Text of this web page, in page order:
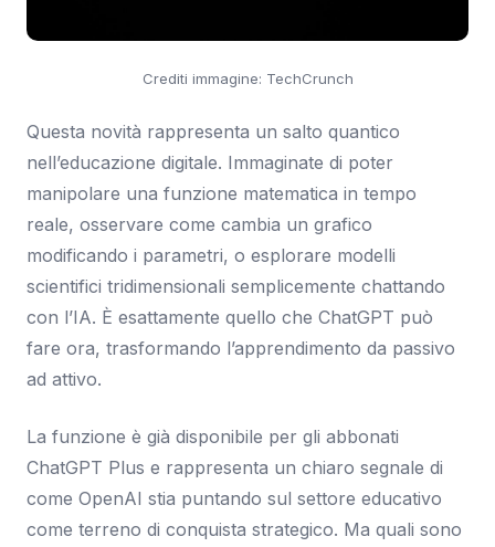
Crediti immagine: TechCrunch
Questa novità rappresenta un salto quantico
nell’educazione digitale. Immaginate di poter
manipolare una funzione matematica in tempo
reale, osservare come cambia un grafico
modificando i parametri, o esplorare modelli
scientifici tridimensionali semplicemente chattando
con l’IA. È esattamente quello che ChatGPT può
fare ora, trasformando l’apprendimento da passivo
ad attivo.
La funzione è già disponibile per gli abbonati
ChatGPT Plus e rappresenta un chiaro segnale di
come OpenAI stia puntando sul settore educativo
come terreno di conquista strategico. Ma quali sono